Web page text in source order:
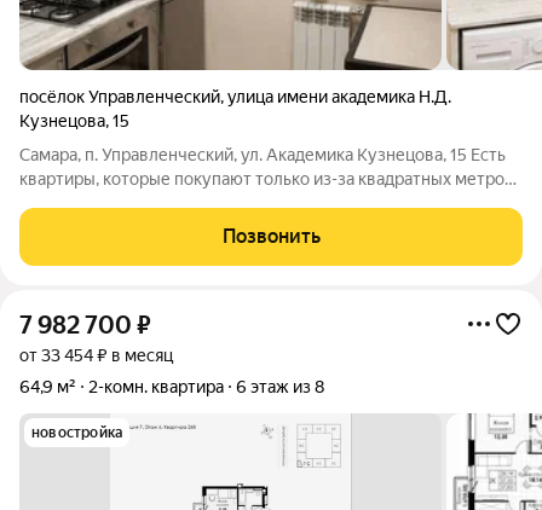
посёлок Управленческий,улица имени академика Н.Д.
Кузнецова,15
Самара, п. Управленческий, ул. Академика Кузнецова, 15 Есть
квартиры, которые покупают только из-за квадратных метров.
обычный вечер. Вы выходите из дома, через несколько минут
уже гуляете по
Позвонить
7 982 700 ₽
от 33 454 ₽ в месяц
64,9 м²
2-комн. квартира 6 этаж из 8
новостройка